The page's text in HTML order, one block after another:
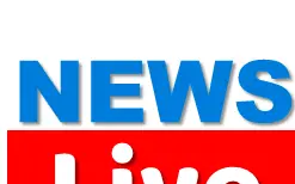
content